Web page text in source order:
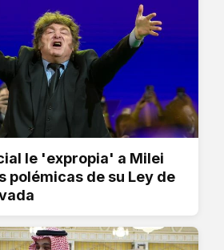
le 'expropia' a Milei
polémicas de su Ley de